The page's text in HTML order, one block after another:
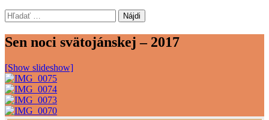
Hľadať:
Sen noci svätojánskej – 2017
[Show slideshow]